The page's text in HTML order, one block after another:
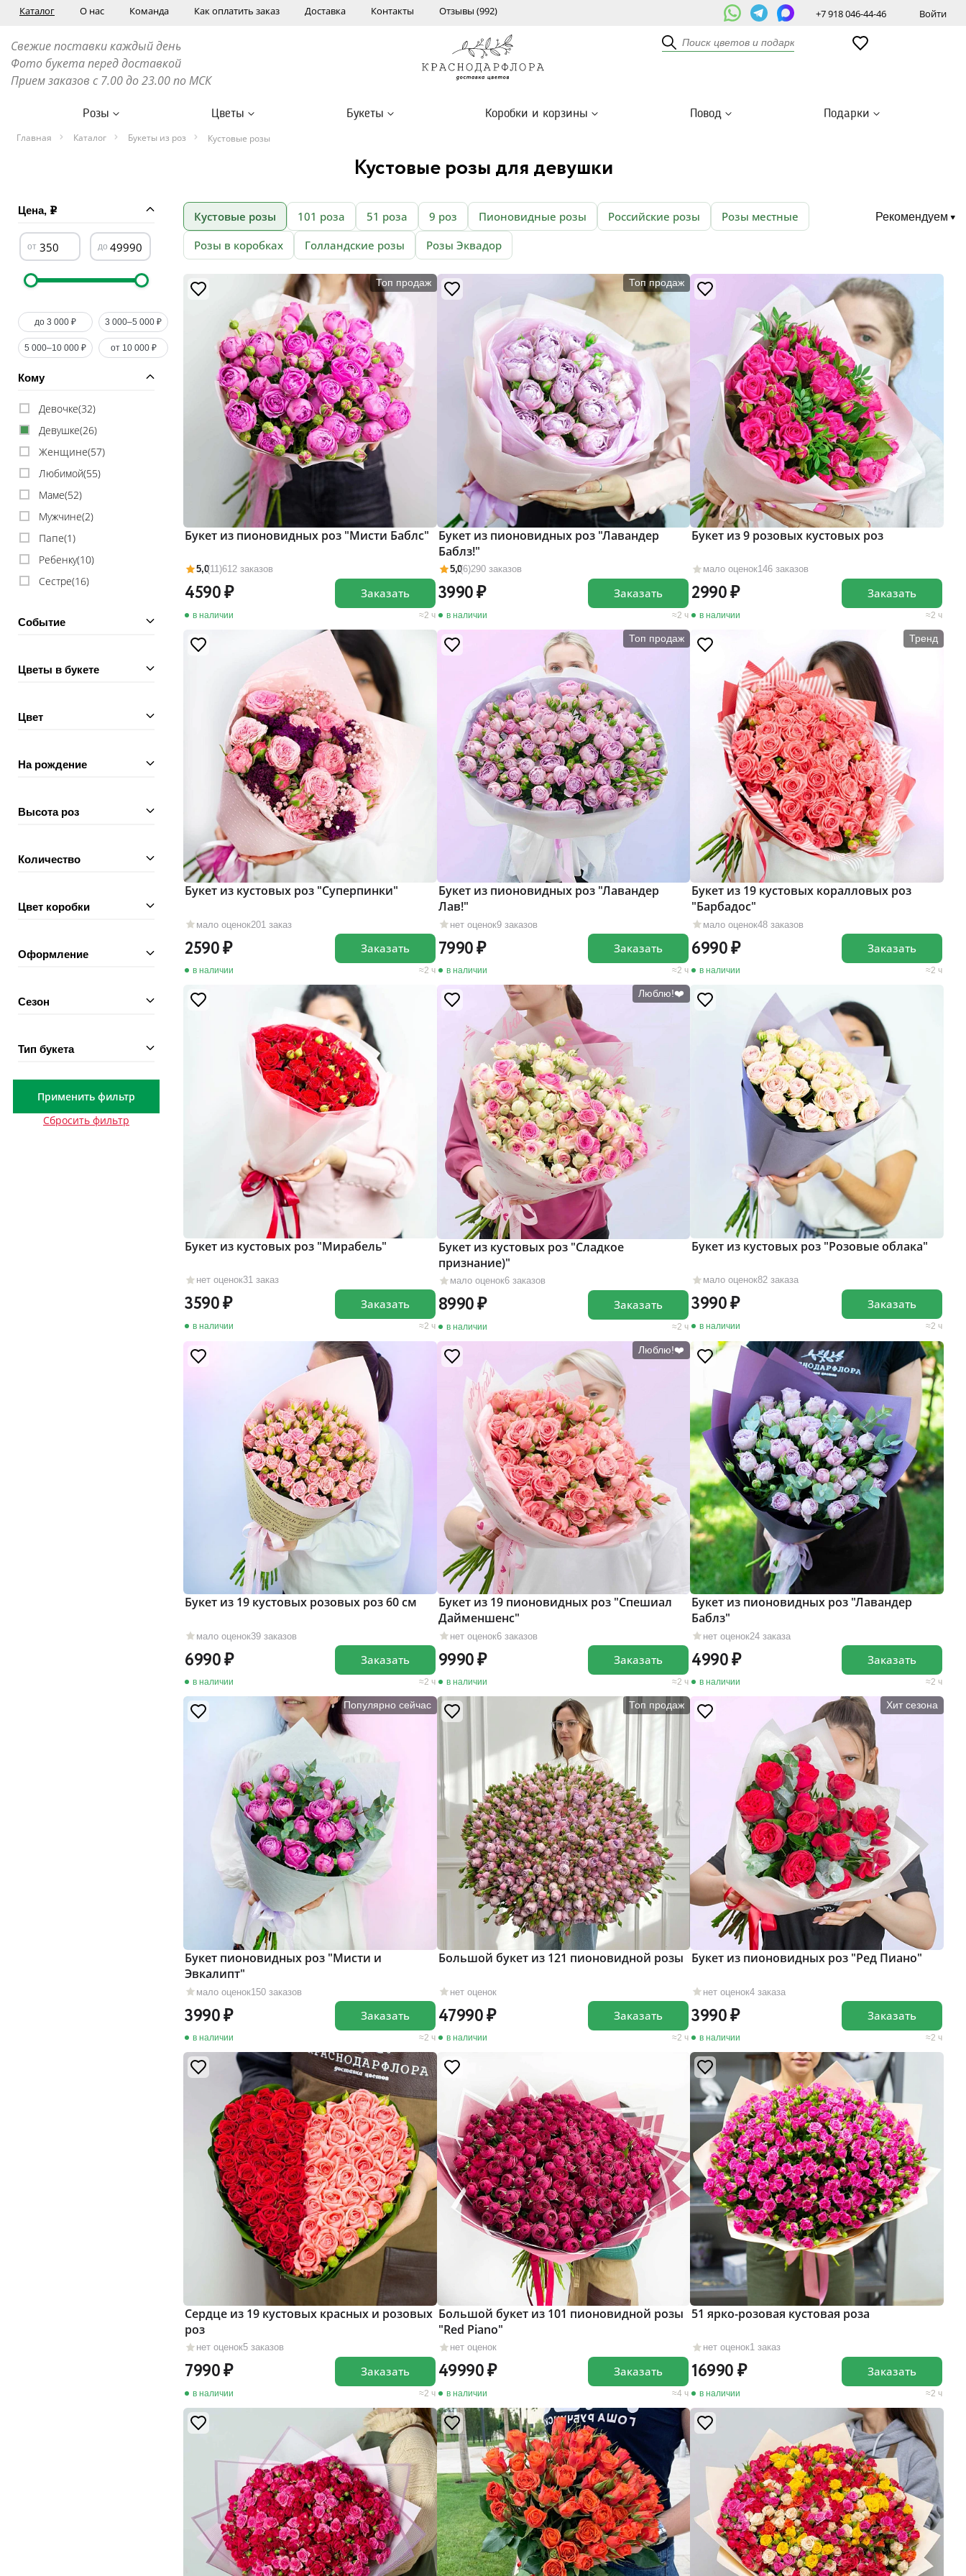
Каталог О нас Команда Как оплатить заказ Доставка Контакты Отзывы (992) +7 918 046-44-46 Войти
Свежие поставки каждый день
Фото букета перед доставкой
Прием заказов с 7.00 до 23.00 по МСК
Розы Цветы Букеты Коробки и корзины Повод Подарки
Главная Каталог Букеты из роз Кустовые розы
Кустовые розы для девушки
Цена,
до 3 000 ₽ 3 000–5 000 ₽
5 000–10 000 ₽ от 10 000 ₽
Кому
Девочке(32)
Девушке(26)
Женщине(57)
Любимой(55)
Маме(52)
Мужчине(2)
Папе(1)
Ребенку(10)
Сестре(16)
Событие
Цветы в букете
Цвет
На рождение
Высота роз
Количество
Цвет коробки
Оформление
Сезон
Тип букета
Применить фильтр
Сбросить фильтр
Кустовые розы 101 роза 51 роза 9 роз Пионовидные розы Российские розы
Розы местные
Розы в коробках
Голландские розы Розы Эквадор
Рекомендуем
Топ продаж
5,0(11)612 заказов
Букет из пионовидных роз "Мисти Баблс"
4590
в наличии 2 ч
Заказать
Топ продаж
5,0(6)290 заказов
Букет из пионовидных роз "Лавандер
Баблз!"
3990
в наличии 2 ч
Заказать
мало оценок146 заказов
Букет из 9 розовых кустовых роз
2990
в наличии 2 ч
Заказать
мало оценок201 заказ
Букет из кустовых роз "Суперпинки"
2590
в наличии 2 ч
Заказать
Топ продаж
нет оценок9 заказов
Букет из пионовидных роз "Лавандер
Лав!"
7990
в наличии 2 ч
Заказать
Тренд
мало оценок48 заказов
Букет из 19 кустовых коралловых роз
"Барбадос"
6990
в наличии 2 ч
Заказать
нет оценок31 заказ
Букет из кустовых роз "Мирабель"
3590
в наличии 2 ч
Заказать
Люблю!❤️
мало оценок6 заказов
Букет из кустовых роз "Сладкое
признание)"
8990
в наличии 2 ч
Заказать
мало оценок82 заказа
Букет из кустовых роз "Розовые облака"
3990
в наличии 2 ч
Заказать
мало оценок39 заказов
Букет из 19 кустовых розовых роз 60 см
6990
в наличии 2 ч
Заказать
Люблю!❤️
нет оценок6 заказов
Букет из 19 пионовидных роз "Спешиал
Дайменшенс"
9990
в наличии 2 ч
Заказать
нет оценок24 заказа
Букет из пионовидных роз "Лавандер
Баблз"
4990
в наличии 2 ч
Заказать
Популярно сейчас
мало оценок150 заказов
Букет пионовидных роз "Мисти и
Эвкалипт"
3990
в наличии 2 ч
Заказать
Топ продаж
нет оценок
Большой букет из 121 пионовидной розы
47990
в наличии 2 ч
Заказать
Хит сезона
нет оценок4 заказа
Букет из пионовидных роз "Ред Пиано"
3990
в наличии 2 ч
Заказать
нет оценок5 заказов
Сердце из 19 кустовых красных и розовых
роз
7990
в наличии 2 ч
Заказать
нет оценок
Большой букет из 101 пионовидной розы
"Red Piano"
49990
в наличии 4 ч
Заказать
нет оценок1 заказ
51 ярко-розовая кустовая роза
16990
в наличии 2 ч
Заказать